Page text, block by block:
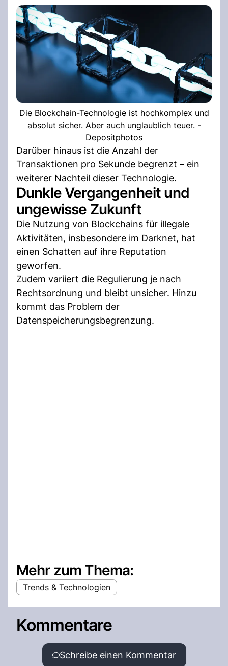
Die Blockchain-Technologie ist hochkomplex und
absolut sicher. Aber auch unglaublich teuer. -
Depositphotos
Darüber hinaus ist die Anzahl der
Transaktionen pro Sekunde begrenzt – ein
weiterer Nachteil dieser Technologie.
Dunkle Vergangenheit und
ungewisse Zukunft
Die Nutzung von Blockchains für illegale
Aktivitäten, insbesondere im Darknet, hat
einen Schatten auf ihre Reputation
geworfen.
Zudem variiert die Regulierung je nach
Rechtsordnung und bleibt unsicher. Hinzu
kommt das Problem der
Datenspeicherungsbegrenzung.
Mehr zum Thema:
Trends & Technologien
Kommentare
Schreibe einen Kommentar